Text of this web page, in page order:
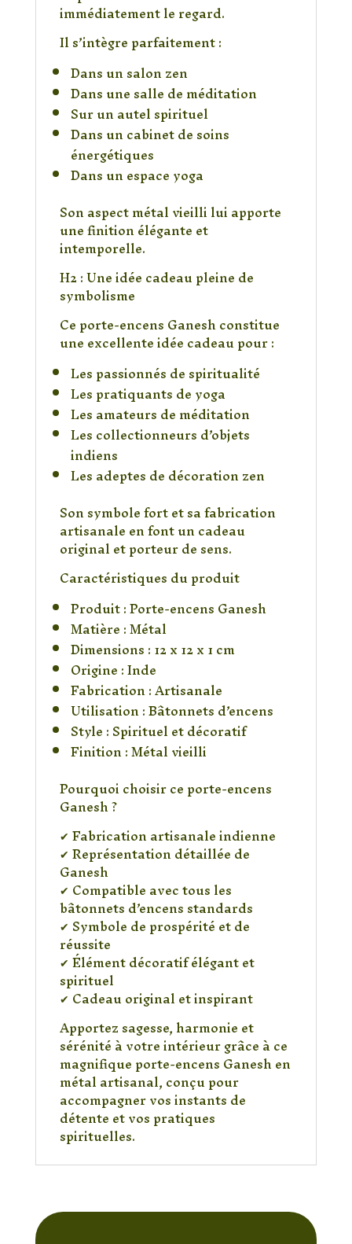
immédiatement le regard.
Il s’intègre parfaitement :
Dans un salon zen
Dans une salle de méditation
Sur un autel spirituel
Dans un cabinet de soins
énergétiques
Dans un espace yoga
Son aspect métal vieilli lui apporte
une finition élégante et
intemporelle.
H2 : Une idée cadeau pleine de
symbolisme
Ce porte-encens Ganesh constitue
une excellente idée cadeau pour :
Les passionnés de spiritualité
Les pratiquants de yoga
Les amateurs de méditation
Les collectionneurs d’objets
indiens
Les adeptes de décoration zen
Son symbole fort et sa fabrication
artisanale en font un cadeau
original et porteur de sens.
Caractéristiques du produit
Produit : Porte-encens Ganesh
Matière : Métal
Dimensions : 12 x 12 x 1 cm
Origine : Inde
Fabrication : Artisanale
Utilisation : Bâtonnets d’encens
Style : Spirituel et décoratif
Finition : Métal vieilli
Pourquoi choisir ce porte-encens
Ganesh ?
✔ Fabrication artisanale indienne
✔ Représentation détaillée de
Ganesh
✔ Compatible avec tous les
bâtonnets d’encens standards
✔ Symbole de prospérité et de
réussite
✔ Élément décoratif élégant et
spirituel
✔ Cadeau original et inspirant
Apportez sagesse, harmonie et
sérénité à votre intérieur grâce à ce
magnifique porte-encens Ganesh en
métal artisanal, conçu pour
accompagner vos instants de
détente et vos pratiques
spirituelles.